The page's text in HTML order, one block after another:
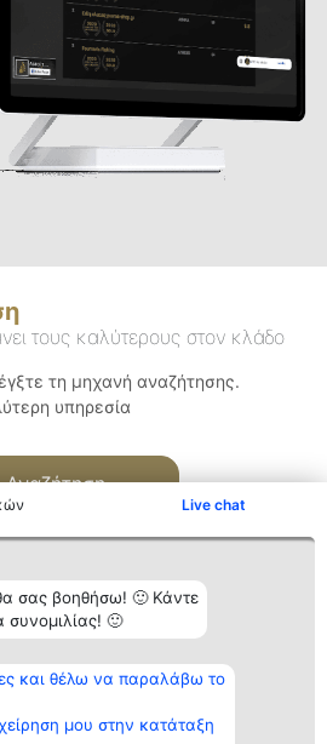
Live chat
σας βοηθήσω! 🙂 Κάντε
συνομιλίας! 🙂
και θέλω να παραλάβω το
μου στην κατάταξη
τους καλύτερους στον κλάδο
τη μηχανή αναζήτησης.
υπηρεσία
Αναζήτηση
Κατάταξη
Διακριθέντες
των
διακριθέντων
Επικοινωνία
Επικοινωνία